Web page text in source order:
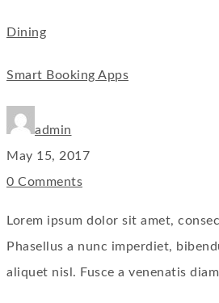
Dining
Smart Booking Apps
admin
May 15, 2017
0 Comments
Lorem ipsum dolor sit amet,
Phasellus a nunc imperdiet,
aliquet nisl. Fusce a venenatis